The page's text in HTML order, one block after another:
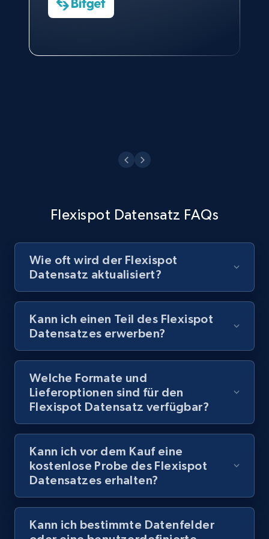
Charmagne Cruz
Philippines Inc.
Flexispot Datensatz FAQs
Wie oft wird der Flexispot
Datensatz aktualisiert?
Kann ich einen Teil des Flexispot
Datensatzes erwerben?
Welche Formate und
Lieferoptionen sind für den
Flexispot Datensatz verfügbar?
Kann ich vor dem Kauf eine
kostenlose Probe des Flexispot
Datensatzes erhalten?
Kann ich bestimmte Datenfelder